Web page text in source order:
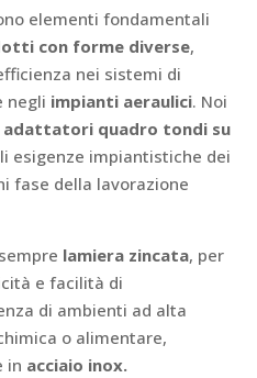
elementi fondamentali
con forme diverse,
nei sistemi di
negli impianti aeraulici. Noi
adattatori quadro tondi su
esigenze impiantistiche dei
fase della lavorazione
lamiera zincata, per
e facilità di
di ambienti ad alta
o alimentare,
in acciaio inox.